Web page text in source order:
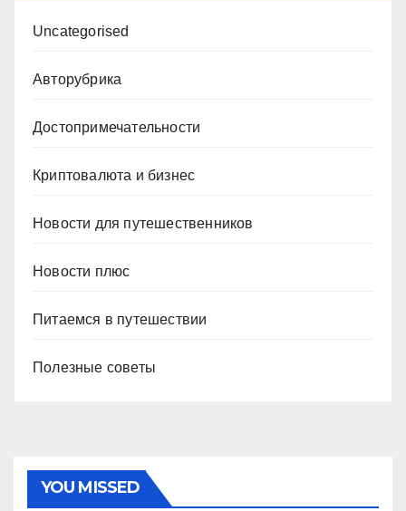
Uncategorised
Авторубрика
Достопримечательности
Криптовалюта и бизнес
Новости для путешественников
Новости плюс
Питаемся в путешествии
Полезные советы
YOU MISSED